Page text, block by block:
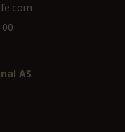
AS